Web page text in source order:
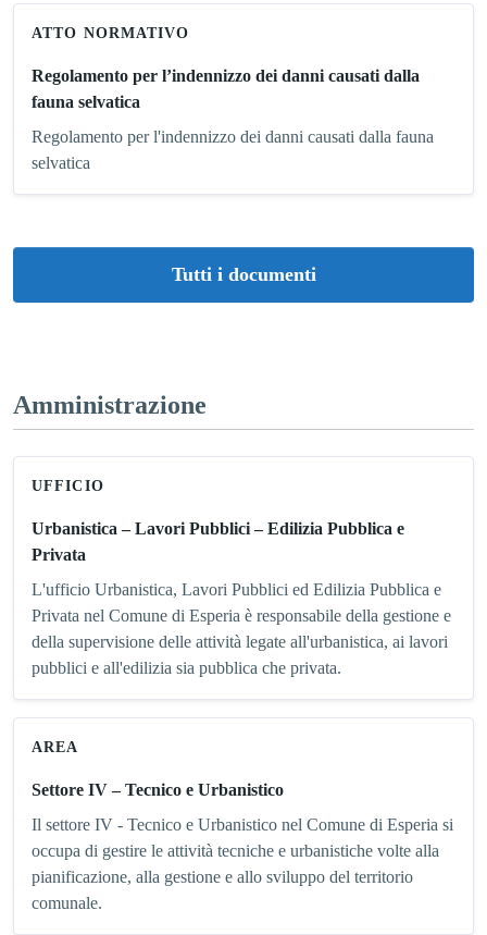
ATTO NORMATIVO
Regolamento per l’indennizzo dei danni causati dalla
fauna selvatica
Regolamento per l'indennizzo dei danni causati dalla fauna
selvatica
Tutti i documenti
Amministrazione
UFFICIO
Urbanistica – Lavori Pubblici – Edilizia Pubblica e
Privata
L'ufficio Urbanistica, Lavori Pubblici ed Edilizia Pubblica e
Privata nel Comune di Esperia è responsabile della gestione e
della supervisione delle attività legate all'urbanistica, ai lavori
pubblici e all'edilizia sia pubblica che privata.
AREA
Settore IV – Tecnico e Urbanistico
Il settore IV - Tecnico e Urbanistico nel Comune di Esperia si
occupa di gestire le attività tecniche e urbanistiche volte alla
pianificazione, alla gestione e allo sviluppo del territorio
comunale.